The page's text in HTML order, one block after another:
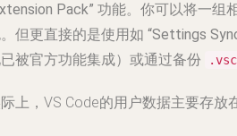
Pack” 功能。你可以将一组
但更直接的是使用如 “Settings
被官方功能集成）或通过备份
上，VS Code的用户数据主要存放